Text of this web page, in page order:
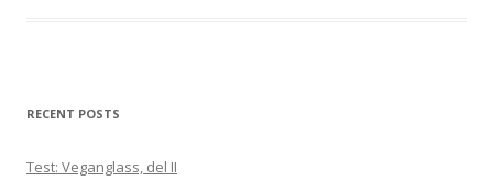
RECENT POSTS
Test: Veganglass, del II